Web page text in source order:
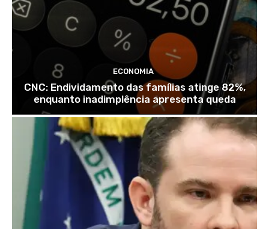
ECONOMIA
CNC: Endividamento das famílias atinge 82%,
enquanto inadimplência apresenta queda